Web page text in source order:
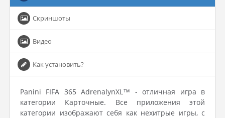
Скриншоты
Видео
Как установить?
Panini FIFA 365 AdrenalynXL™ - отличная игра в
категории Карточные. Все приложения этой
категории изображают себя как нехитрые игры, с